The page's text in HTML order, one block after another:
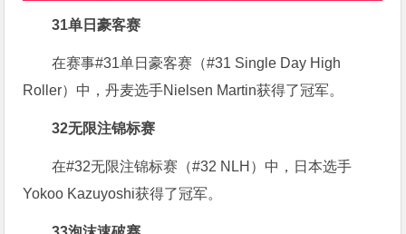
31单日豪客赛
在赛事#31单日豪客赛（#31 Single Day High
Roller）中，丹麦选手Nielsen Martin获得了冠军。
32无限注锦标赛
在#32无限注锦标赛（#32 NLH）中，日本选手
Yokoo Kazuyoshi获得了冠军。